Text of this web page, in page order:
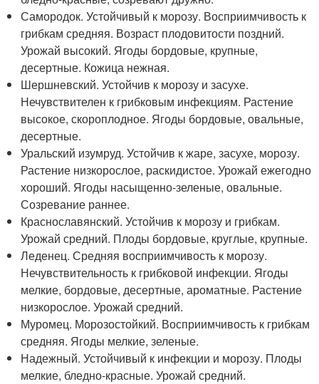
Самородок. Устойчивый к морозу. Восприимчивость к
грибкам средняя. Возраст плодовитости поздний.
Урожай высокий. Ягоды бордовые, крупные,
десертные. Кожица нежная.
Шершневский. Устойчив к морозу и засухе.
Нечувствителен к грибковым инфекциям. Растение
высокое, скороплодное. Ягоды бордовые, овальные,
десертные.
Уральский изумруд. Устойчив к жаре, засухе, морозу.
Растение низкорослое, раскидистое. Урожай ежегодно
хороший. Ягоды насыщенно-зеленые, овальные.
Созревание раннее.
Краснославянский. Устойчив к морозу и грибкам.
Урожай средний. Плоды бордовые, круглые, крупные.
Леденец. Средняя восприимчивость к морозу.
Нечувствительность к грибковой инфекции. Ягоды
мелкие, бордовые, десертные, ароматные. Растение
низкорослое. Урожай средний.
Муромец. Морозостойкий. Восприимчивость к грибкам
средняя. Ягоды мелкие, зеленые.
Надежный. Устойчивый к инфекции и морозу. Плоды
мелкие, бледно-красные. Урожай средний.